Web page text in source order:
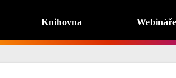
Knihovna Webináře